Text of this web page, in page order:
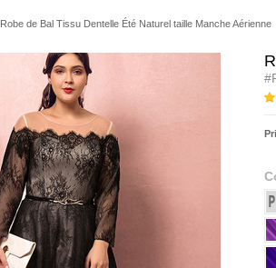
Robe de Bal Tissu Dentelle Été Naturel taille Manche Aérienne